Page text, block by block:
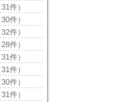
31件）
30件）
32件）
28件）
31件）
31件）
30件）
31件）